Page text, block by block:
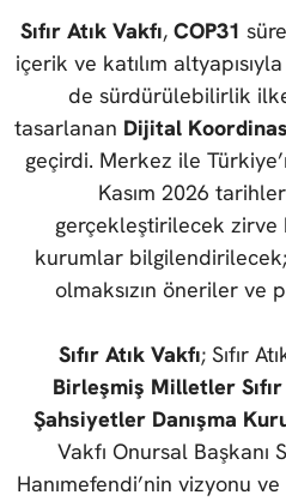
Sıfır Atık Vakfı, COP31
içerik ve katılım
de sürdürülebilirlik
tasarlanan Dijital
geçirdi. Merkez ile
Kasım 2026
gerçekleştirilecek zirve
kurumlar
olmaksızın öneriler ve
Sıfır Atık Vakfı; Sıfır
Birleşmiş Milletler
Şahsiyetler Danışma
Vakfı Onursal Başkanı
Hanımefendi’nin vizyonu